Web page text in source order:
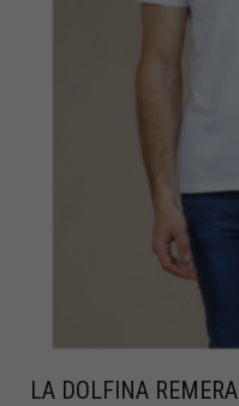
LA DOLFINA REMERA